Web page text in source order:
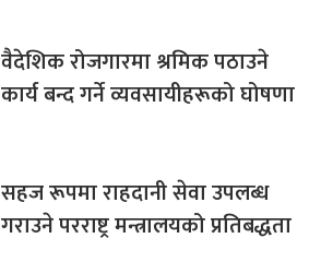
वैदेशिक रोजगारमा श्रमिक पठाउने
कार्य बन्द गर्ने व्यवसायीहरूको घोषणा
सहज रूपमा राहदानी सेवा उपलब्ध
गराउने परराष्ट्र मन्त्रालयको प्रतिबद्धता